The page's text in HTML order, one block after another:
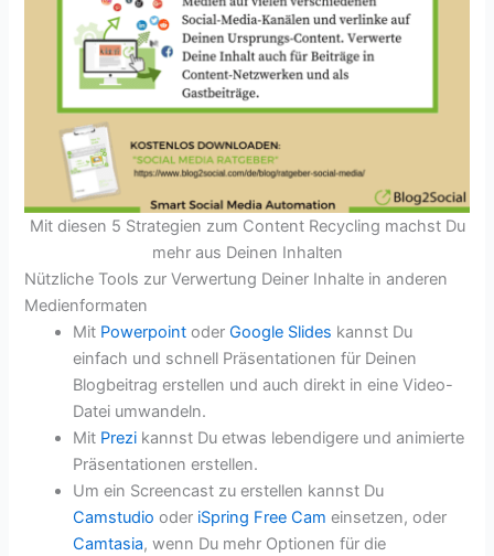
Mit diesen 5 Strategien zum Content Recycling machst Du
mehr aus Deinen Inhalten
Nützliche Tools zur Verwertung Deiner Inhalte in anderen
Medienformaten
Mit Powerpoint oderGoogle Slides kannst Du
einfach und schnell Präsentationen für Deinen
Blogbeitrag erstellen und auch direkt in eine Video-
Datei umwandeln.
Mit Prezi kannst Du etwas lebendigere und animierte
Präsentationen erstellen.
Um ein Screencast zu erstellen kannst Du
Camstudio oder iSpring Free Cam einsetzen, oder
Camtasia, wenn Du mehr Optionen für die